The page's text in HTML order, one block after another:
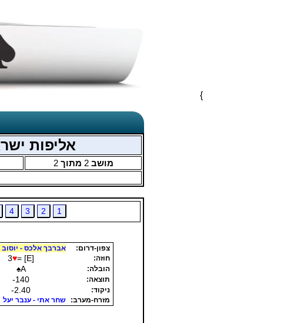
}
אליפות ישראל
מושב2 מתוך2
1
2
3
4
צפון-דרום:
אברבך אלכס - יוסוב
חוזה:
3♥= [E]
הובלה: ♠A
תוצאה: -140
ניקוד: -2.40
מזרח-מערב: שחר אתי - ענבר יעל